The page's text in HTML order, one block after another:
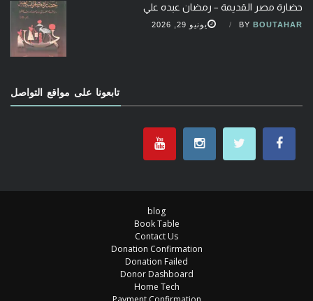
حضارة مصر القديمة – رمضان عبده علي
BY BOUTAHAR يونيو 29, 2026
تابعونا على مواقع التواصل
blog
Book Table
Contact Us
Donation Confirmation
Donation Failed
Donor Dashboard
Home Tech